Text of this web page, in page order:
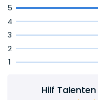
5
4
3
2
1
Hilf